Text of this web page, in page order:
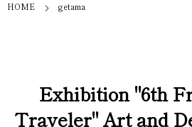
HOME getama
Exhibition "6th
Traveler" Art and